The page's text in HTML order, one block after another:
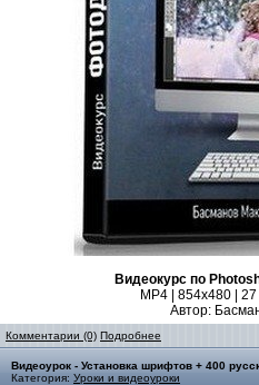
Видеокурс по
MP4 | 854x480 |
Автор:
Комментарии (0) Подробнее
Видеоурок - Установка шрифтов + 400
Категория: Уроки и видеоуроки